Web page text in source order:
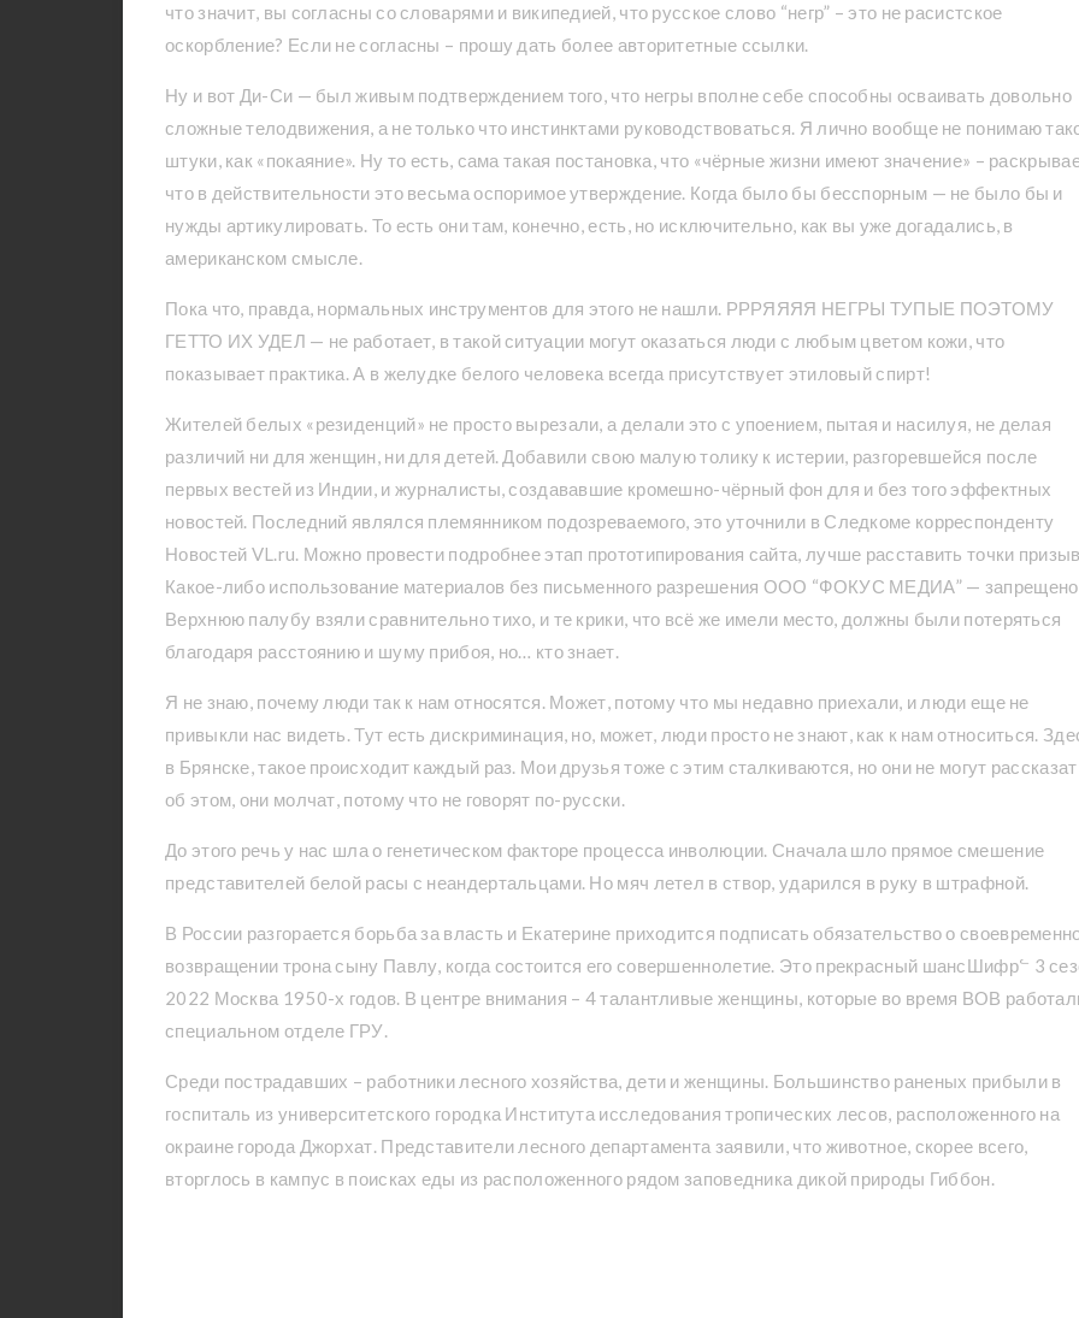
что значит, вы согласны со словарями и википедией, что русское слово “негр” – это не расистское
оскорбление? Если не согласны – прошу дать более авторитетные ссылки.
Ну и вот Ди-Си — был живым подтверждением того, что негры вполне себе способны осваивать довольно
сложные телодвижения, а не только что инстинктами руководствоваться. Я лично вообще не понимаю
штуки, как «покаяние». Ну то есть, сама такая постановка, что «чёрные жизни имеют значение» –
что в действительности это весьма оспоримое утверждение. Когда было бы бесспорным — не было бы и
нужды артикулировать. То есть они там, конечно, есть, но исключительно, как вы уже догадались, в
американском смысле.
Пока что, правда, нормальных инструментов для этого не нашли. РРРЯЯЯЯ НЕГРЫ ТУПЫЕ ПОЭТОМУ
ГЕТТО ИХ УДЕЛ — не работает, в такой ситуации могут оказаться люди с любым цветом кожи, что
показывает практика. А в желудке белого человека всегда присутствует этиловый спирт!
Жителей белых «резиденций» не просто вырезали, а делали это с упоением, пытая и насилуя, не делая
различий ни для женщин, ни для детей. Добавили свою малую толику к истерии, разгоревшейся после
первых вестей из Индии, и журналисты, создававшие кромешно-чёрный фон для и без того эффектных
новостей. Последний являлся племянником подозреваемого, это уточнили в Следкоме корреспонденту
Новостей VL.ru. Можно провести подробнее этап прототипирования сайта, лучше расставить точки
Какое-либо использование материалов без письменного разрешения ООО “ФОКУС МЕДИА” —
Верхнюю палубу взяли сравнительно тихо, и те крики, что всё же имели место, должны были потеряться
благодаря расстоянию и шуму прибоя, но… кто знает.
Я не знаю, почему люди так к нам относятся. Может, потому что мы недавно приехали, и люди еще не
привыкли нас видеть. Тут есть дискриминация, но, может, люди просто не знают, как к нам относиться.
в Брянске, такое происходит каждый раз. Мои друзья тоже с этим сталкиваются, но они не могут
об этом, они молчат, потому что не говорят по-русски.
До этого речь у нас шла о генетическом факторе процесса инволюции. Сначала шло прямое смешение
представителей белой расы с неандертальцами. Но мяч летел в створ, ударился в руку в штрафной.
В России разгорается борьба за власть и Екатерине приходится подписать обязательство о
возвращении трона сыну Павлу, когда состоится его совершеннолетие. Это прекрасный шансШифрᓪ 3
2022 Москва 1950-х годов. В центре внимания – 4 талантливые женщины, которые во время ВОВ
специальном отделе ГРУ.
Среди пострадавших – работники лесного хозяйства, дети и женщины. Большинство раненых прибыли в
госпиталь из университетского городка Института исследования тропических лесов, расположенного на
окраине города Джорхат. Представители лесного департамента заявили, что животное, скорее всего,
вторглось в кампус в поисках еды из расположенного рядом заповедника дикой природы Гиббон.